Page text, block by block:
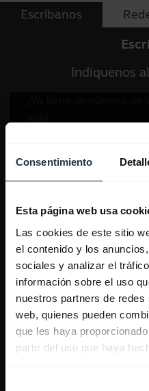
Consentimiento
Esta página web usa
Las cookies de este sitio
el contenido y los
sociales y analizar el
información sobre el uso
nuestros partners de
web, quienes pueden
que les haya
partir del uso que haya
Escríbanos
Indíquenos